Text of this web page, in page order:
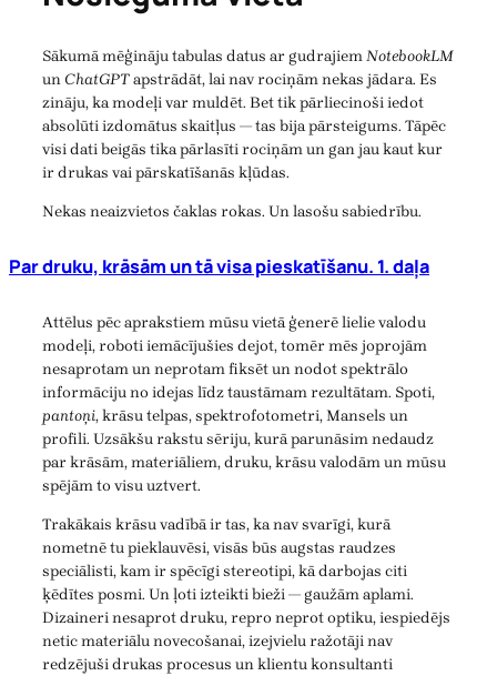
Sākumā mēģināju tabulas datus ar gudrajiemNotebookLM
un ChatGPTapstrādāt, lai nav rociņām nekas jādara. Es
zināju, ka modeļi var muldēt. Bet tik pārliecinoši iedot
absolūti izdomātus skaitļus — tas bija pārsteigums. Tāpēc
visi dati beigās tika pārlasīti rociņām un gan jau kaut kur
ir drukas vai pārskatīšanās kļūdas.
Nekas neaizvietos čaklas rokas. Un lasošu sabiedrību.
Par druku, krāsām un tā visa pieskatīšanu. 1. daļa
Attēlus pēc aprakstiem mūsu vietā ģenerē lielie valodu
modeļi, roboti iemācījušies dejot, tomēr mēs joprojām
nesaprotam un neprotam fiksēt un nodot spektrālo
informāciju no idejas līdz taustāmam rezultātam. Spoti,
pantoņi, krāsu telpas, spektrofotometri, Mansels un
profili. Uzsākšu rakstu sēriju, kurā parunāsim nedaudz
par krāsām, materiāliem, druku, krāsu valodām un mūsu
spējām to visu uztvert.
Trakākais krāsu vadībā ir tas, ka nav svarīgi, kurā
nometnē tu pieklauvēsi, visās būs augstas raudzes
speciālisti, kam ir spēcīgi stereotipi, kā darbojas citi
ķēdītes posmi. Un ļoti izteikti bieži — gaužām aplami.
Dizaineri nesaprot druku, repro neprot optiku, iespiedējs
netic materiālu novecošanai, izejvielu ražotāji nav
redzējuši drukas procesus un klientu konsultanti